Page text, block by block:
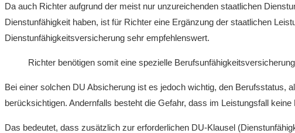
Da auch Richter aufgrund der meist nur unzureichenden staatlichen
Dienstunfähigkeit haben, ist für Richter eine Ergänzung der staatlichen
Dienstunfähigkeitsversicherung sehr empfehlenswert.
Richter benötigen somit eine spezielle
Bei einer solchen DU Absicherung ist es jedoch wichtig, den Berufsstatus,
berücksichtigen. Andernfalls besteht die Gefahr, dass im Leistungsfall
Das bedeutet, dass zusätzlich zur erforderlichen DU-Klausel